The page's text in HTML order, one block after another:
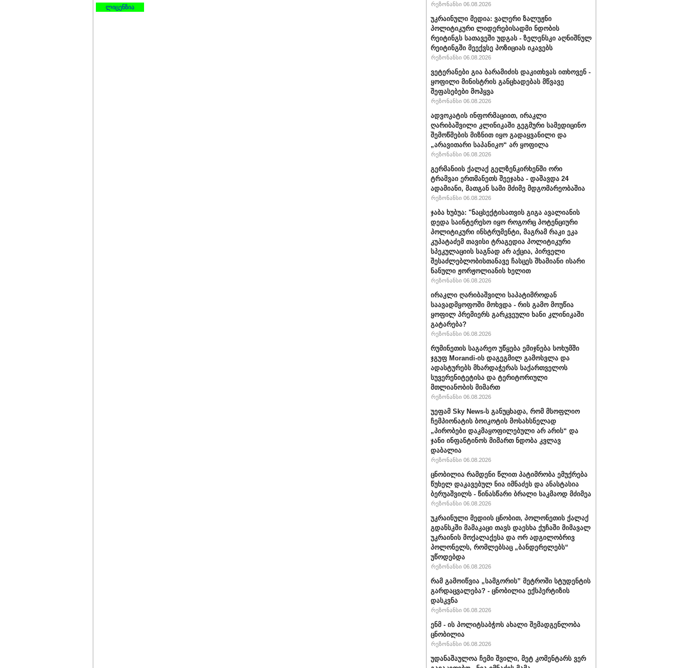
ლიცენზია რეზონანსი 06.08.2026
უკრაინული მედია: ვალერი ზალუჟნი
პოლიტიკური ლიდერებისადმი ნდობის
რეიტინგს სათავეში უდგას - ზელენსკი აღნიშნულ
რეიტინგში მეექვსე პოზიციას იკავებს
რეზონანსი 06.08.2026
ვეტერანები გია ბარამიძის დაკითხვას ითხოვენ -
ყოფილი მინისტრის განცხადებას მწვავე
შეფასებები მოჰყვა
რეზონანსი 06.08.2026
ადვოკატის ინფორმაციით, ირაკლი
ღარიბაშვილი კლინიკაში გეგმური სამედიცინო
შემოწმების მიზნით იყო გადაყვანილი და
„არავითარი საპანიკო“ არ ყოფილა
რეზონანსი 06.08.2026
გერმანიის ქალაქ გელზენკირხენში ორი
ტრამვაი ერთმანეთს შეეჯახა - დაშავდა 24
ადამიანი, მათგან სამი მძიმე მდგომარეობაშია
რეზონანსი 06.08.2026
ჯაბა ხუბუა: "ნაცსექტისათვის გიგა ავალიანის
დედა საინტერესო იყო როგორც პოტენციური
პოლიტიკური ინსტრუმენტი, მაგრამ რაკი ეკა
კუპატაძემ თავისი ტრაგედია პოლიტიკური
სპეკულაციის საგნად არ აქცია, პირველი
შესაძლებლობისთანავე ჩასცეს შხამიანი ისარი
ნანული ჟორჟოლიანის ხელით
რეზონანსი 06.08.2026
ირაკლი ღარიბაშვილი საპატიმროდან
საავადმყოფოში მოხვდა - რის გამო მოუწია
ყოფილ პრემიერს გარკვეული ხანი კლინიკაში
გატარება?
რეზონანსი 06.08.2026
რუმინეთის საგარეო უწყება ემიჯნება სოხუმში
ჯგუფ Morandi-ის დაგეგმილ გამოსვლა და
ადასტურებს მხარდაჭერას საქართველოს
სუვერენიტეტისა და ტერიტორიული
მთლიანობის მიმართ
რეზონანსი 06.08.2026
უეფამ Sky News-ს განუცხადა, რომ მსოფლიო
ჩემპიონატის ბოიკოტის მოსახსნელად
„პირობები დაკმაყოფილებული არ არის“ და
ჯანი ინფანტინოს მიმართ ნდობა კვლავ
დაბალია
რეზონანსი 06.08.2026
ცნობილია რამდენი წლით პატიმრობა ემუქრება
წუხელ დაკავებულ ნია იმნაძეს და ანასტასია
ბერუაშვილს - წინასწარი ბრალი საკმაოდ მძიმეა
რეზონანსი 06.08.2026
უკრაინული მედიის ცნობით, პოლონეთის ქალაქ
გდანსკში მამაკაცი თავს დაესხა ქუჩაში მიმავალ
უკრაინის მოქალაქესა და ორ ადგილობრივ
პოლონელს, რომლებსაც „ბანდერელებს“
უწოდებდა
რეზონანსი 06.08.2026
რამ გამოიწვია „სამგორის” მეტროში სტუდენტის
გარდაცვალება? - ცნობილია ექსპერტიზის
დასკვნა
რეზონანსი 06.08.2026
ენმ - ის პოლიტსაბჭოს ახალი შემადგენლობა
ცნობილია
რეზონანსი 06.08.2026
უდანაშაულოა ჩემი შვილი, მეტ კომენტარს ვერ